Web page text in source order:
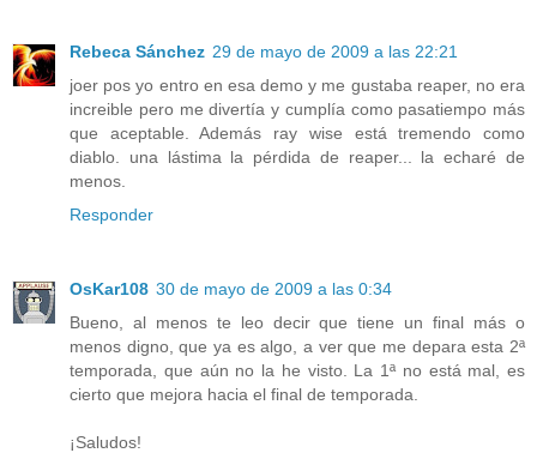
Rebeca Sánchez 29 de mayo de 2009 a las 22:21
joer pos yo entro en esa demo y me gustaba reaper, no era
increible pero me divertía y cumplía como pasatiempo más
que aceptable. Además ray wise está tremendo como
diablo. una lástima la pérdida de reaper... la echaré de
menos.
Responder
OsKar108 30 de mayo de 2009 a las 0:34
Bueno, al menos te leo decir que tiene un final más o
menos digno, que ya es algo, a ver que me depara esta 2ª
temporada, que aún no la he visto. La 1ª no está mal, es
cierto que mejora hacia el final de temporada.
¡Saludos!